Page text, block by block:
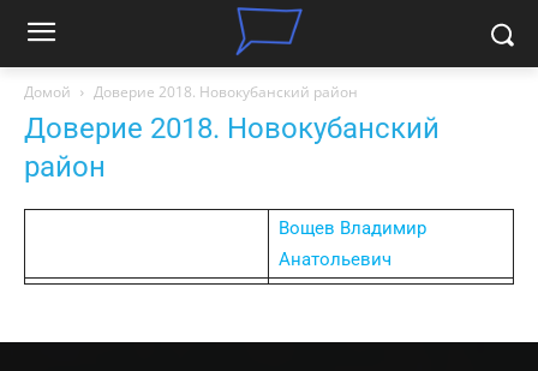
Домой Доверие 2018. Новокубанский район
Доверие 2018. Новокубанский
район
Вощев Владимир
Анатольевич